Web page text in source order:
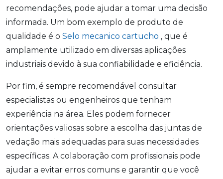
recomendações, pode ajudar a tomar uma decisão
informada. Um bom exemplo de produto de
qualidade é o Selo mecanico cartucho , que é
amplamente utilizado em diversas aplicações
industriais devido à sua confiabilidade e eficiência.
Por fim, é sempre recomendável consultar
especialistas ou engenheiros que tenham
experiência na área. Eles podem fornecer
orientações valiosas sobre a escolha das juntas de
vedação mais adequadas para suas necessidades
específicas. A colaboração com profissionais pode
ajudar a evitar erros comuns e garantir que você